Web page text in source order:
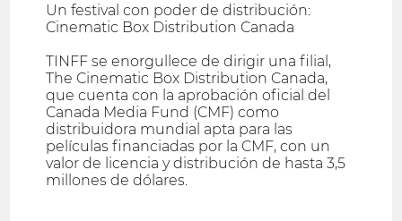
Un festival con poder de distribución:
Cinematic Box Distribution Canada
TINFF se enorgullece de dirigir una filial,
The Cinematic Box Distribution Canada,
que cuenta con la aprobación oficial del
Canada Media Fund (CMF) como
distribuidora mundial apta para las
películas financiadas por la CMF, con un
valor de licencia y distribución de hasta 3,5
millones de dólares.